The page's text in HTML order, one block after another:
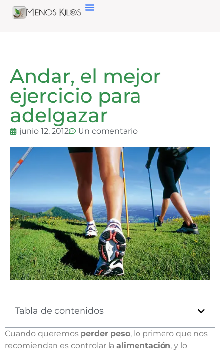
Andar, el mejor
ejercicio para
adelgazar
junio 12, 2012 Un comentario
Tabla de contenidos
Cuando queremos perder peso, lo primero que nos
recomiendan es controlar la alimentación, y lo